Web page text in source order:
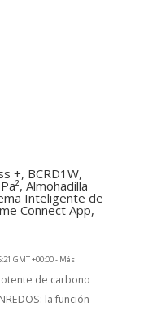
+, BCRD1W,
Almohadilla
Inteligente de
Connect App,
GMT +00:00 - Más
de carbono
la función